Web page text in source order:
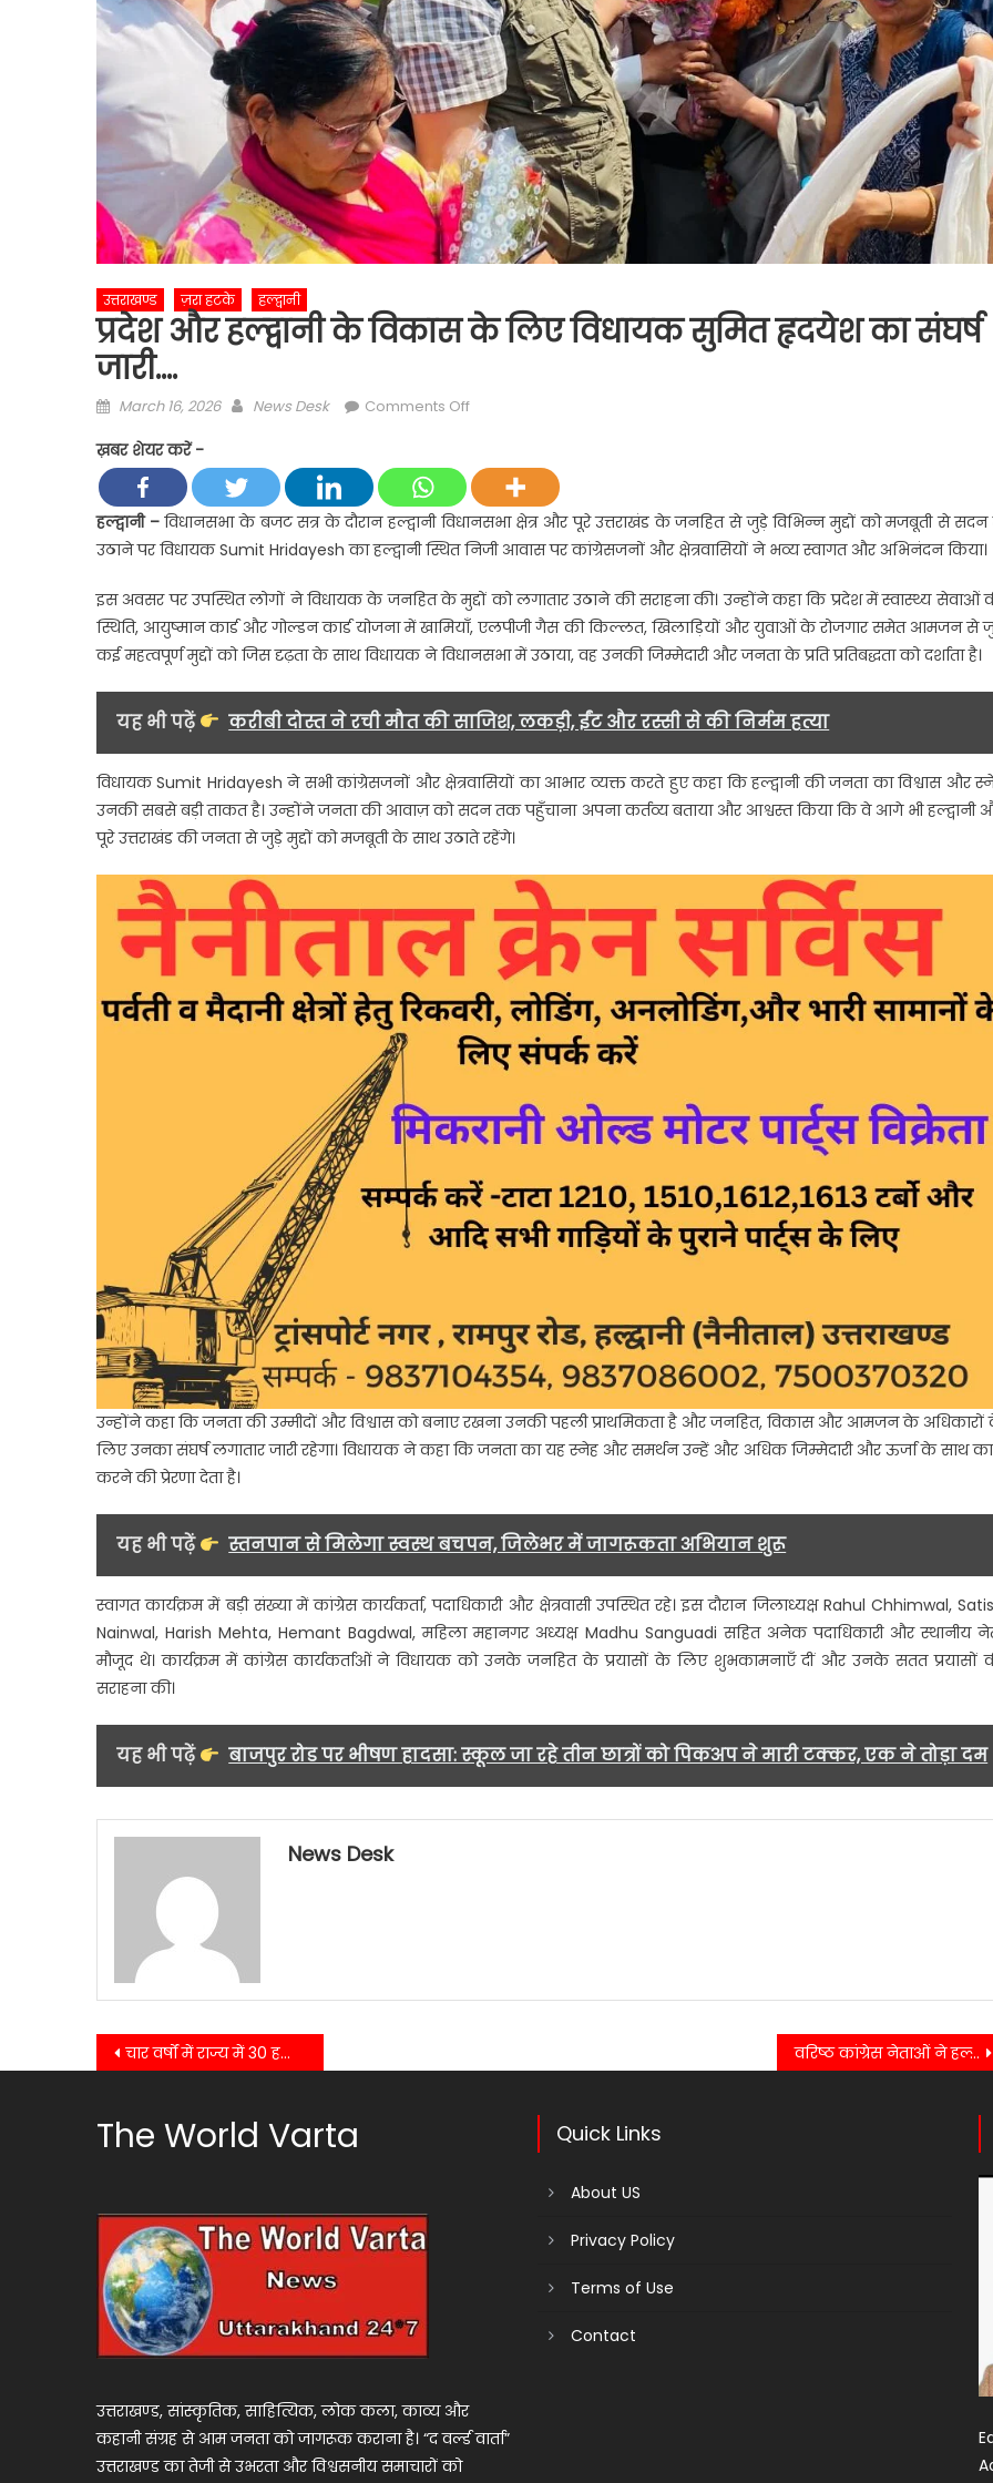
उत्तराखण्ड ज़रा हटके हल्द्वानी
प्रदेश और हल्द्वानी के विकास के लिए विधायक सुमित हृदयेश का संघर्ष
जारी….
Posted
March 16, 2026 Author
News Desk Comments Offon
हल्द्वानी
के
विकास
के
विधायक
सुमित
हृदयेश
संघर्ष
जारी….
ख़बर शेयर करें -
हल्द्वानी –विधानसभा के बजट सत्र के दौरान हल्द्वानी विधानसभा क्षेत्र और पूरे उत्तराखंड के जनहित से जुड़े विभिन्न मुद्दों को मजबूती से
उठाने पर विधायक Sumit Hridayesh का हल्द्वानी स्थित निजी आवास पर कांग्रेसजनों और क्षेत्रवासियों ने भव्य स्वागत और अभिनंदन किया।
इस अवसर पर उपस्थित लोगों ने विधायक के जनहित के मुद्दों को लगातार उठाने की सराहना की। उन्होंने कहा कि प्रदेश में स्वास्थ्य सेवाओं
स्थिति, आयुष्मान कार्ड और गोल्डन कार्ड योजना में खामियाँ, एलपीजी गैस की किल्लत, खिलाड़ियों और युवाओं के रोजगार समेत आमजन से
कई महत्वपूर्ण मुद्दों को जिस दृढ़ता के साथ विधायक ने विधानसभा में उठाया, वह उनकी जिम्मेदारी और जनता के प्रति प्रतिबद्धता को दर्शाता है।
यह भी पढ़ें करीबी दोस्त ने रची मौत की साजिश, लकड़ी, ईंट और रस्सी से की निर्मम हत्या
विधायक Sumit Hridayesh ने सभी कांग्रेसजनों और क्षेत्रवासियों का आभार व्यक्त करते हुए कहा कि हल्द्वानी की जनता का विश्वास और
उनकी सबसे बड़ी ताकत है। उन्होंने जनता की आवाज़ को सदन तक पहुँचाना अपना कर्तव्य बताया और आश्वस्त किया कि वे आगे भी हल्द्वानी
पूरे उत्तराखंड की जनता से जुड़े मुद्दों को मजबूती के साथ उठाते रहेंगे।
उन्होंने कहा कि जनता की उम्मीदों और विश्वास को बनाए रखना उनकी पहली प्राथमिकता है और जनहित, विकास और आमजन के
लिए उनका संघर्ष लगातार जारी रहेगा। विधायक ने कहा कि जनता का यह स्नेह और समर्थन उन्हें और अधिक जिम्मेदारी और ऊर्जा के साथ
करने की प्रेरणा देता है।
यह भी पढ़ें स्तनपान से मिलेगा स्वस्थ बचपन, जिलेभर में जागरूकता अभियान शुरू
स्वागत कार्यक्रम में बड़ी संख्या में कांग्रेस कार्यकर्ता, पदाधिकारी और क्षेत्रवासी उपस्थित रहे। इस दौरान जिलाध्यक्ष Rahul Chhimwal,
Nainwal, Harish Mehta, Hemant Bagdwal, महिला महानगर अध्यक्ष Madhu Sanguadi सहित अनेक पदाधिकारी और स्थानीय
मौजूद थे। कार्यक्रम में कांग्रेस कार्यकर्ताओं ने विधायक को उनके जनहित के प्रयासों के लिए शुभकामनाएँ दीं और उनके सतत प्रयासों
सराहना की।
यह भी पढ़ें बाजपुर रोड पर भीषण हादसा: स्कूल जा रहे तीन छात्रों को पिकअप ने मारी टक्कर, एक ने तोड़ा दम
News Desk
Post
चार वर्षों में राज्य में 30 हजार युवाओं को सरकारी नौकरी प्रदान की गई…. वरिष्ठ कांग्रेस नेताओं ने हल्द्वानी में प्रेस कॉन्फ्रेंस कर किया जोरदार बयान….
The World Varta
उत्तराखण्ड, सांस्कृतिक, साहित्यिक, लोक कला, काव्य और
कहानी संग्रह से आम जनता को जागरूक कराना है। “द वर्ल्ड वार्ता”
उत्तराखण्ड का तेजी से उभरता और विश्वसनीय समाचारों को
Quick Links
About US
Privacy Policy
Terms of Use
Contact